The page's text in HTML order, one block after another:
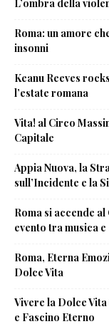
L’ombra della
Roma: un amore
insonni
Keanu Reeves
l’estate romana
Vita! al Circo
Capitale
Appia Nuova, la
sull’Incidente e la
Roma si accende
evento tra musica
Roma, Eterna
Dolce Vita
Vivere la Dolce
e Fascino Eterno